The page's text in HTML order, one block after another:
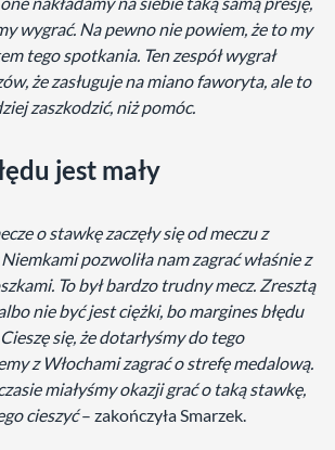
wygrać. Na pewno nie powiem, że to my
tego spotkania. Ten zespół wygrał
że zasługuje na miano faworyta, ale to
zaszkodzić, niż pomóc.
jest mały
o stawkę zaczęły się od meczu z
pozwoliła nam zagrać właśnie z
To był bardzo trudny mecz. Zresztą
nie być jest ciężki, bo margines błędu
się, że dotarłyśmy do tego
z Włochami zagrać o strefę medalową.
miałyśmy okazji grać o taką stawkę,
cieszyć– zakończyła Smarzek.